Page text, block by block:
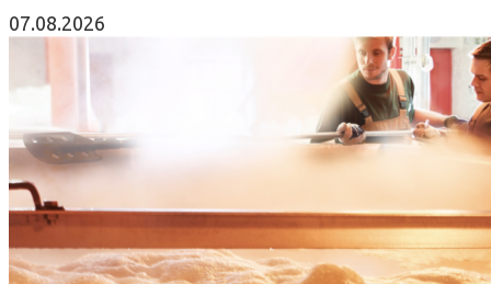
07.08.2026